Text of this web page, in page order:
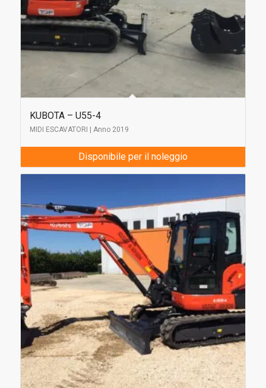
KUBOTA – U55-4
MIDI ESCAVATORI | Anno 2019
Disponibile per il noleggio